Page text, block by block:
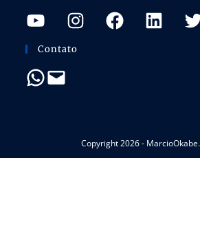
Contato
Copyright 2026 -